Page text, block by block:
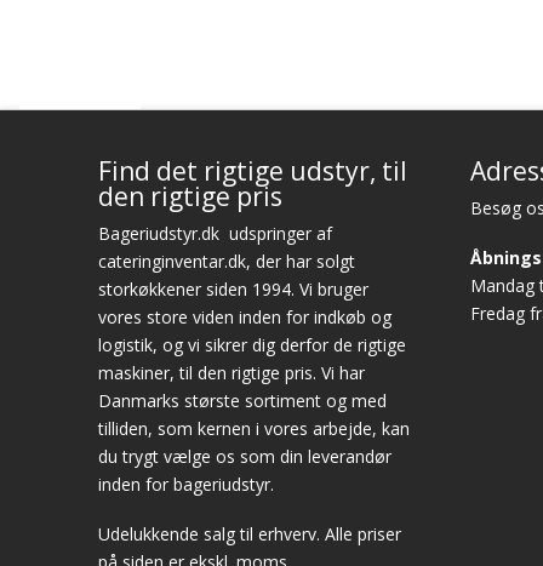
Find det rigtige udstyr, til
den rigtige pris
Bageriudstyr.dk udspringer af
cateringinventar.dk, der har solgt
storkøkkener siden 1994. Vi bruger
vores store viden inden for indkøb og
logistik, og vi sikrer dig derfor de rigtige
maskiner, til den rigtige pris. Vi har
Danmarks største sortiment og med
tilliden, som kernen i vores arbejde, kan
du trygt vælge os som din leverandør
inden for bageriudstyr.
Udelukkende salg til erhverv. Alle priser
Besøg
Mandag
Fredag